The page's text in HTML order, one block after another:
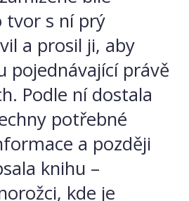
tvor s ní prý
a prosil ji, aby
pojednávající právě
Podle ní dostala
potřebné
a později
knihu –
kde je